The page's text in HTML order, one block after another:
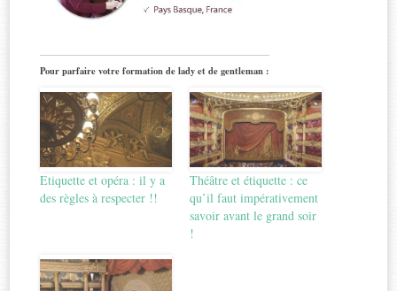
Pour parfaire votre formation de lady et de gentleman :
Etiquette et opéra : il y a
des règles à respecter !!
Théâtre et étiquette : ce
qu’il faut impérativement
savoir avant le grand soir
!